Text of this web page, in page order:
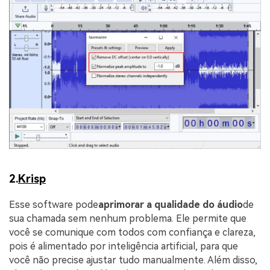
2.Krisp
Esse software podeaprimorar a qualidade do áudiode
sua chamada sem nenhum problema. Ele permite que
você se comunique com todos com confiança e clareza,
pois é alimentado por inteligência artificial, para que
você não precise ajustar tudo manualmente. Além disso,